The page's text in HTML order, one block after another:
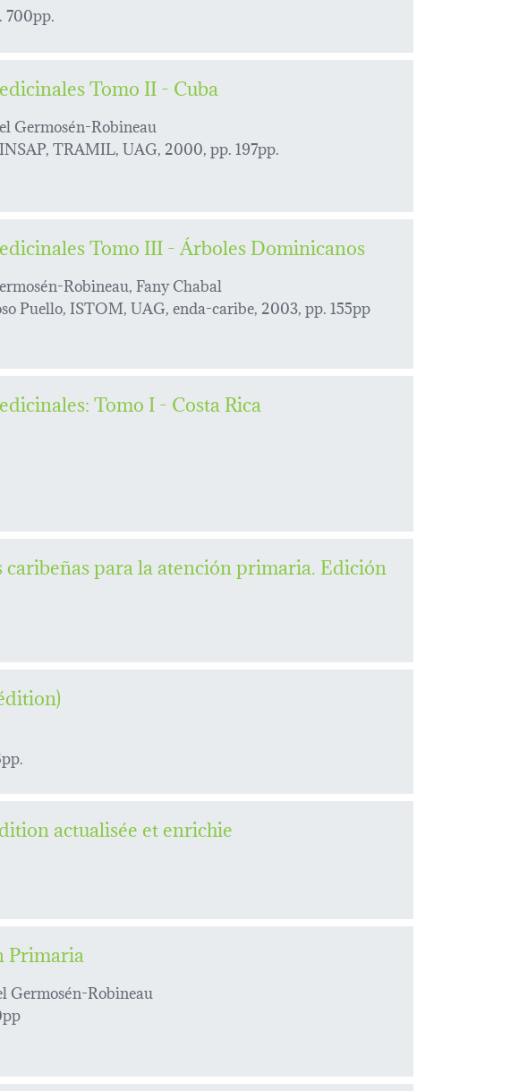
700pp.
Tomo II - Cuba
Germosén-Robineau
TRAMIL, UAG, 2000, pp. 197pp.
Tomo III - Árboles Dominicanos
Robineau, Fany Chabal
Puello, ISTOM, UAG, enda-caribe, 2003, pp. 155pp
Tomo I - Costa Rica
para la atención primaria. Edición
actualisée et enrichie
Primaria
Germosén-Robineau